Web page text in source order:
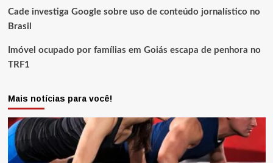
Cade investiga Google sobre uso de conteúdo jornalístico no
Brasil
Imóvel ocupado por famílias em Goiás escapa de penhora no
TRF1
Mais notícias para você!